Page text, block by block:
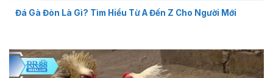
Đá Gà Đòn Là Gì? Tìm Hiểu Từ A Đến Z Cho Người Mới